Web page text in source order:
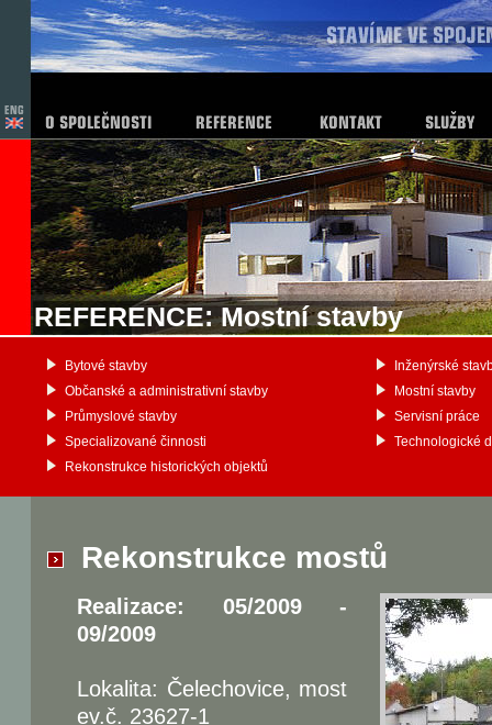
REFERENCE: Mostní stavby
Inženýrské
Mostní stavby
Servisní práce
Technologické
Bytové stavby
Občanské a administrativní stavby
Průmyslové stavby
Specializované činnosti
Rekonstrukce historických objektů
Rekonstrukce mostů
Realizace: 05/2009 -
09/2009
Lokalita: Čelechovice, most
ev.č. 23627-1